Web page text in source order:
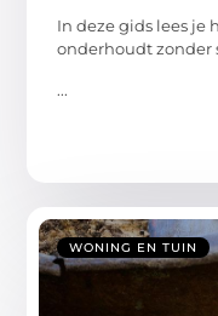
In deze gids lees je
onderhoudt zonder
...
WONING EN TUIN